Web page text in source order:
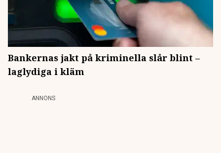
Bankernas jakt på kriminella slår blint –
laglydiga i kläm
ANNONS